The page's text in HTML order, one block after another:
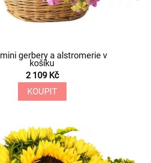
gerbery a alstromerie v
košíku
2 109 Kč
KOUPIT